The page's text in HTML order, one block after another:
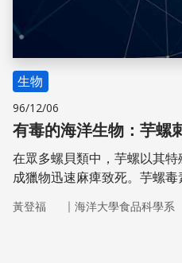
生物
96/12/06
有毒的海洋生物：芋螺
在眾多螺貝類中，芋螺以其
成獵物迅速麻痺致死。芋螺毒
黃登福 ｜ 海洋大學食品科學系